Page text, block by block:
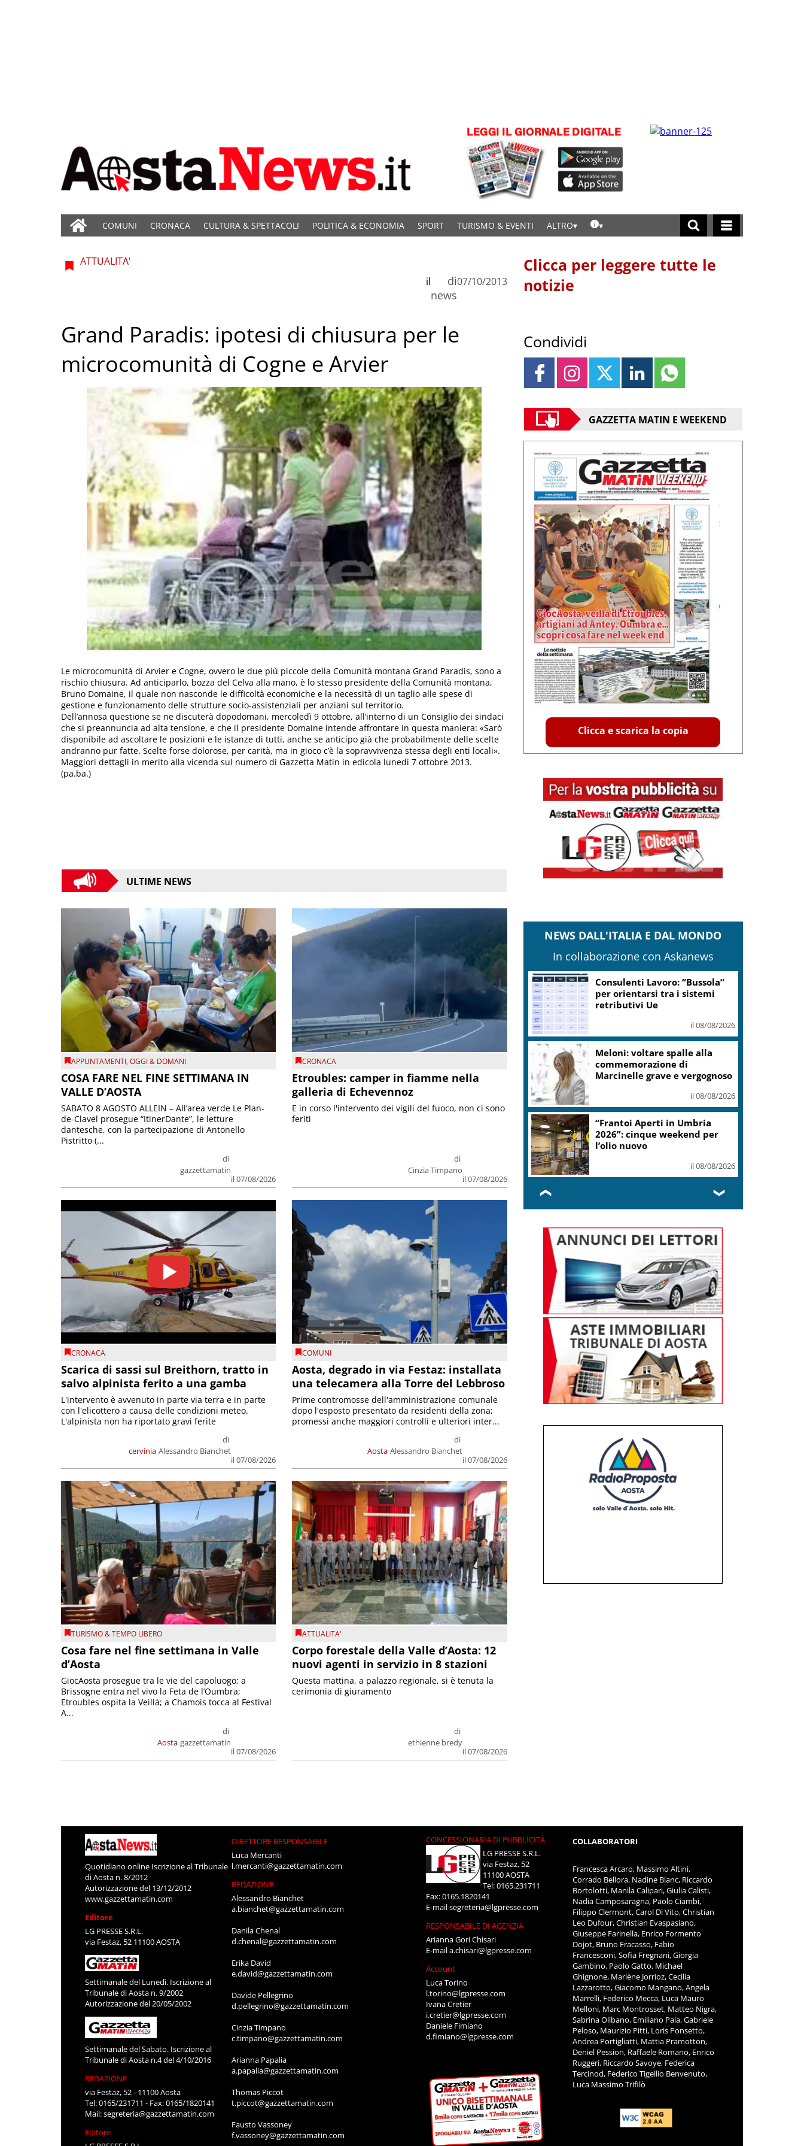
COMUNI CRONACA CULTURA & SPETTACOLI POLITICA & ECONOMIA SPORT TURISMO & EVENTI ALTRO
ATTUALITA'
di
news
il 07/10/2013
Grand Paradis: ipotesi di chiusura per le
microcomunità di Cogne e Arvier
Le microcomunità di Arvier e Cogne, ovvero le due più piccole della Comunità montana Grand Paradis, sono a
rischio chiusura. Ad anticiparlo, bozza del Celva alla mano, è lo stesso presidente della Comunità montana,
Bruno Domaine, il quale non nasconde le difficoltà economiche e la necessità di un taglio alle spese di
gestione e funzionamento delle strutture socio-assistenziali per anziani sul territorio.
Dell’annosa questione se ne discuterà dopodomani, mercoledì 9 ottobre, all’interno di un Consiglio dei sindaci
che si preannuncia ad alta tensione, e che il presidente Domaine intende affrontare in questa maniera: «Sarò
disponibile ad ascoltare le posizioni e le istanze di tutti, anche se anticipo già che probabilmente delle scelte
andranno pur fatte. Scelte forse dolorose, per carità, ma in gioco c’è la sopravvivenza stessa degli enti locali».
Maggiori dettagli in merito alla vicenda sul numero di Gazzetta Matin in edicola lunedì 7 ottobre 2013.
(pa.ba.)
ULTIME NEWS
APPUNTAMENTI,OGGI & DOMANI
COSA FARE NEL FINE SETTIMANA IN
VALLE D’AOSTA
di
gazzettamatin
il 07/08/2026
SABATO 8 AGOSTO ALLEIN – All’area verde Le Plan-
de-Clavel prosegue “ItinerDante”, le letture
dantesche, con la partecipazione di Antonello
Pistritto (...
CRONACA
Etroubles: camper in fiamme nella
galleria di Echevennoz
di
Cinzia Timpano
il 07/08/2026
E in corso l'intervento dei vigili del fuoco, non ci sono
feriti
CRONACA
Scarica di sassi sul Breithorn, tratto in
salvo alpinista ferito a una gamba
cervinia
di
Alessandro Bianchet
il 07/08/2026
L'intervento è avvenuto in parte via terra e in parte
con l'elicottero a causa delle condizioni meteo.
L'alpinista non ha riportato gravi ferite
COMUNI
Aosta, degrado in via Festaz: installata
una telecamera alla Torre del Lebbroso
Aosta
di
Alessandro Bianchet
il 07/08/2026
Prime contromosse dell'amministrazione comunale
dopo l'esposto presentato da residenti della zona;
promessi anche maggiori controlli e ulteriori inter...
TURISMO & TEMPO LIBERO
Cosa fare nel fine settimana in Valle
d’Aosta
Aosta
di
gazzettamatin
il 07/08/2026
GiocAosta prosegue tra le vie del capoluogo; a
Brissogne entra nel vivo la Feta de l’Oumbra;
Etroubles ospita la Veillà; a Chamois tocca al Festival
A...
ATTUALITA'
Corpo forestale della Valle d’Aosta: 12
nuovi agenti in servizio in 8 stazioni
di
ethienne bredy
il 07/08/2026
Questa mattina, a palazzo regionale, si è tenuta la
cerimonia di giuramento
Clicca per leggere tutte le
notizie
Condividi
GAZZETTA MATIN E WEEKEND
Clicca e scarica la copia
NEWS DALL'ITALIA E DAL MONDO
In collaborazione con Askanews
Consulenti Lavoro: “Bussola”
per orientarsi tra i sistemi
retributivi Ue
il 08/08/2026
Meloni: voltare spalle alla
commemorazione di
Marcinelle grave e vergognoso
il 08/08/2026
“Frantoi Aperti in Umbria
2026”: cinque weekend per
l’olio nuovo
il 08/08/2026
❮ ❯
Quotidiano online Iscrizione al Tribunale
di Aosta n. 8/2012
Autorizzazione del 13/12/2012
www.gazzettamatin.com
Editore
LG PRESSE S.R.L.
via Festaz, 52 11100 AOSTA
Settimanale del Lunedì. Iscrizione al
Tribunale di Aosta n. 9/2002
Autorizzazione del 20/05/2002
Settimanale del Sabato. Iscrizione al
Tribunale di Aosta n.4 del 4/10/2016
REDAZIONE
via Festaz, 52 - 11100 Aosta
Tel: 0165/231711 - Fax: 0165/1820141
Mail:segreteria@gazzettamatin.com
Editore
DIRETTORE RESPONSABILE
Luca Mercanti
l.mercanti@gazzettamatin.com
REDAZIONE
Alessandro Bianchet
a.bianchet@gazzettamatin.com
Danila Chenal
d.chenal@gazzettamatin.com
Erika David
e.david@gazzettamatin.com
Davide Pellegrino
d.pellegrino@gazzettamatin.com
Cinzia Timpano
c.timpano@gazzettamatin.com
Arianna Papalia
a.papalia@gazzettamatin.com
Thomas Piccot
t.piccot@gazzettamatin.com
Fausto Vassoney
f.vassoney@gazzettamatin.com
CONCESSIONARIA DI PUBBLICITÀ
LG PRESSE S.R.L.
via Festaz, 52
11100 AOSTA
Tel: 0165.231711
Fax: 0165.1820141
E-mailsegreteria@lgpresse.com
RESPONSABILE DI AGENZIA
Arianna Gori Chisari
E-maila.chisari@lgpresse.com
Account
Luca Torino
l.torino@lgpresse.com
Ivana Cretier
i.cretier@lgpresse.com
Daniele Fimiano
d.fimiano@lgpresse.com
COLLABORATORI
Francesca Arcaro, Massimo Altini,
Corrado Bellora, Nadine Blanc, Riccardo
Bortolotti, Manila Calipari, Giulia Calisti,
Nadia Camposaragna, Paolo Ciambi,
Filippo Clermont, Carol Di Vito, Christian
Leo Dufour, Christian Evaspasiano,
Giuseppe Farinella, Enrico Formento
Dojot, Bruno Fracasso, Fabio
Francesconi, Sofia Fregnani, Giorgia
Gambino, Paolo Gatto, Michael
Ghignone, Marlène Jorrioz, Cecilia
Lazzarotto, Giacomo Mangano, Angela
Marrelli, Federico Mecca, Luca Mauro
Melloni, Marc Montrosset, Matteo Nigra,
Sabrina Olibano, Emiliano Pala, Gabriele
Peloso, Maurizio Pitti, Loris Ponsetto,
Andrea Portigliatti, Mattia Pramotton,
Deniel Pession, Raffaele Romano, Enrico
Ruggeri, Riccardo Savoye, Federica
Tercinod, Federico Tigellio Benvenuto,
Luca Massimo Trifilò